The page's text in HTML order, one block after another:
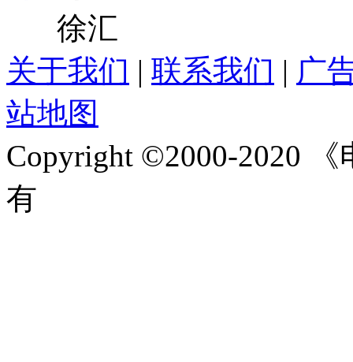
关于我们 | 联系我们 | 广
站地图
Copyright ©2000-2020
有